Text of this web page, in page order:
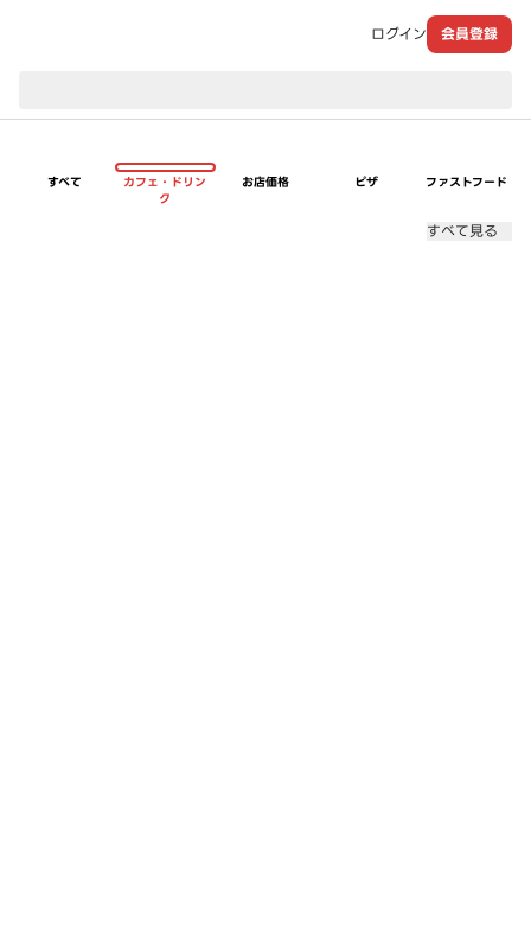
ログイン 会員登録
すべて
カフェ・ドリン
ク
お店価格 ピザ ファストフード
すべて見る